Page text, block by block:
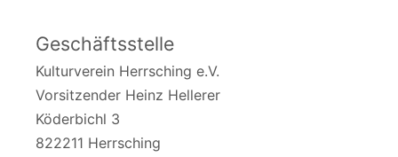
Geschäftsstelle
Kulturverein Herrsching e.V.
Vorsitzender Heinz Hellerer
Köderbichl 3
822211 Herrsching